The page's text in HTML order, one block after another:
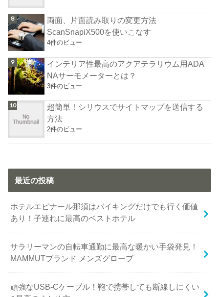
両面、片面読み取りの変更方法
ScanSnapiX500を使いこなす
4件のビュー
インテリア性最高のアクアテラリウム用ADA
NAサーモメーターとは？
3件のビュー
超簡単！シリウスでサイトマップを送信する
方法
2件のビュー
最近の投稿
ホテルエピナール那須はバイキングだけでも行く価値
あり！子連れに最高のベストホテル
サラリーマンの自転車通勤に最高な暖かい手袋発見！
MAMMUTブランド メンズグローブ
頑強なUSB-Cケーブル！鞄で携帯しても断線しにくい